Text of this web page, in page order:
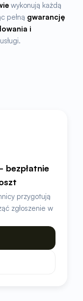
wykonują każdą
pełną gwarancję
i
bezpłatnie
przygotują
zgłoszenie w